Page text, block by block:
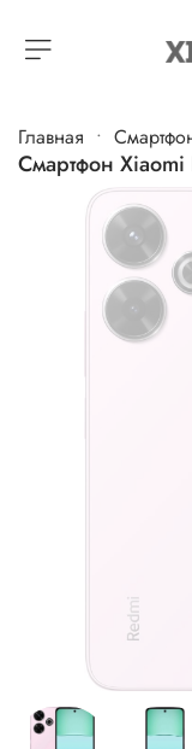
Главная
Смартфон